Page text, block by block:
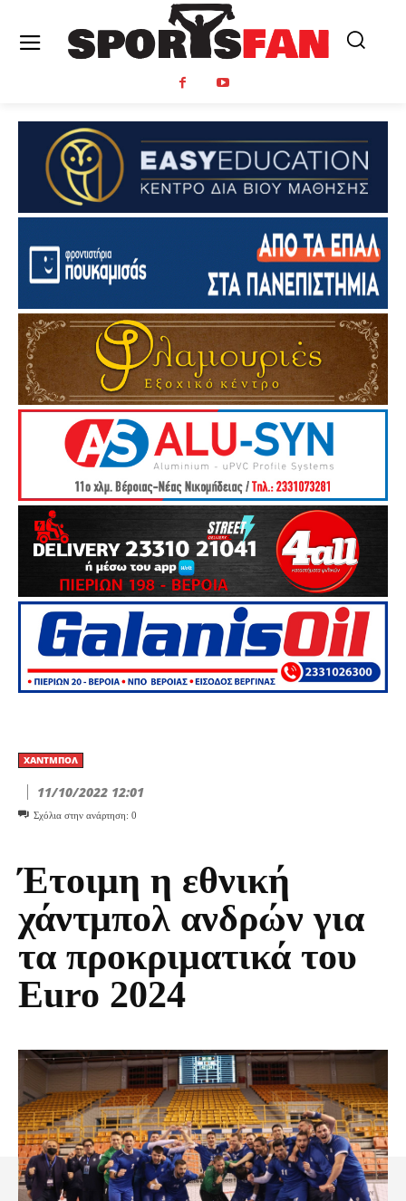
ΧΆΝΤΜΠΟΛ
11/10/2022 12:01
Σχόλια στην ανάρτηση: 0
Έτοιμη η εθνική
χάντμπολ ανδρών για
τα προκριματικά του
Euro 2024